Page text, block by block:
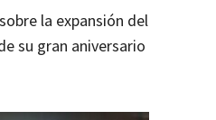
la expansión del
su gran aniversario